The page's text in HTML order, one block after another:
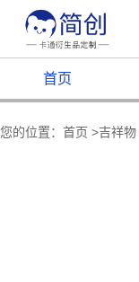
首页
您的位置： 首页 >吉祥物